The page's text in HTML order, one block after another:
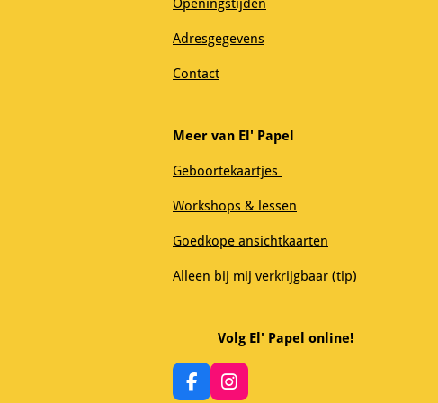
Openingstijden
Adresgegevens
Contact
Meer van El' Papel
Geboortekaartjes
Workshops & lessen
Goedkope ansichtkaarten
Alleen bij mij verkrijgbaar (tip)
Volg El' Papel online!
F
I